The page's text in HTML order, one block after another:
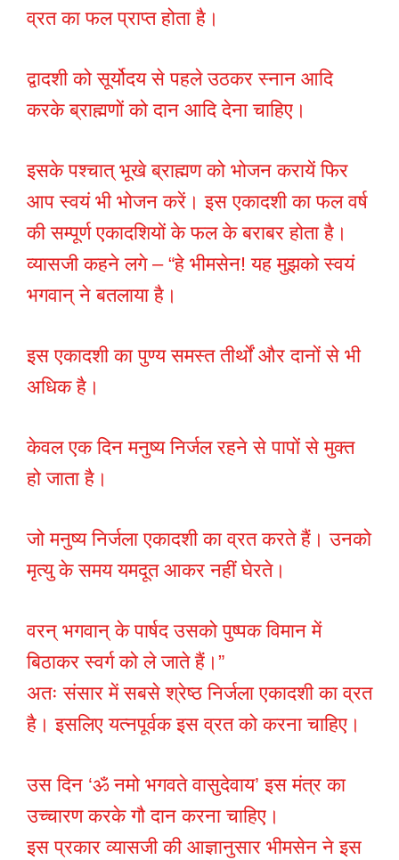
व्रत का फल प्राप्त होता है।
द्वादशी को सूर्योदय से पहले उठकर स्नान आदि
करके ब्राह्मणों को दान आदि देना चाहिए।
इसके पश्चात् भूखे ब्राह्मण को भोजन करायें फिर
आप स्वयं भी भोजन करें। इस एकादशी का फल वर्ष
की सम्पूर्ण एकादशियों के फल के बराबर होता है।
व्यासजी कहने लगे – “हे भीमसेन! यह मुझको स्वयं
भगवान् ने बतलाया है।
इस एकादशी का पुण्य समस्त तीर्थों और दानों से भी
अधिक है।
केवल एक दिन मनुष्य निर्जल रहने से पापों से मुक्त
हो जाता है।
जो मनुष्य निर्जला एकादशी का व्रत करते हैं। उनको
मृत्यु के समय यमदूत आकर नहीं घेरते।
वरन् भगवान् के पार्षद उसको पुष्पक विमान में
बिठाकर स्वर्ग को ले जाते हैं।”
अतः संसार में सबसे श्रेष्ठ निर्जला एकादशी का व्रत
है। इसलिए यत्नपूर्वक इस व्रत को करना चाहिए।
उस दिन ‘ॐ नमो भगवते वासुदेवाय’ इस मंत्र का
उच्चारण करके गौ दान करना चाहिए।
इस प्रकार व्यासजी की आज्ञानुसार भीमसेन ने इस